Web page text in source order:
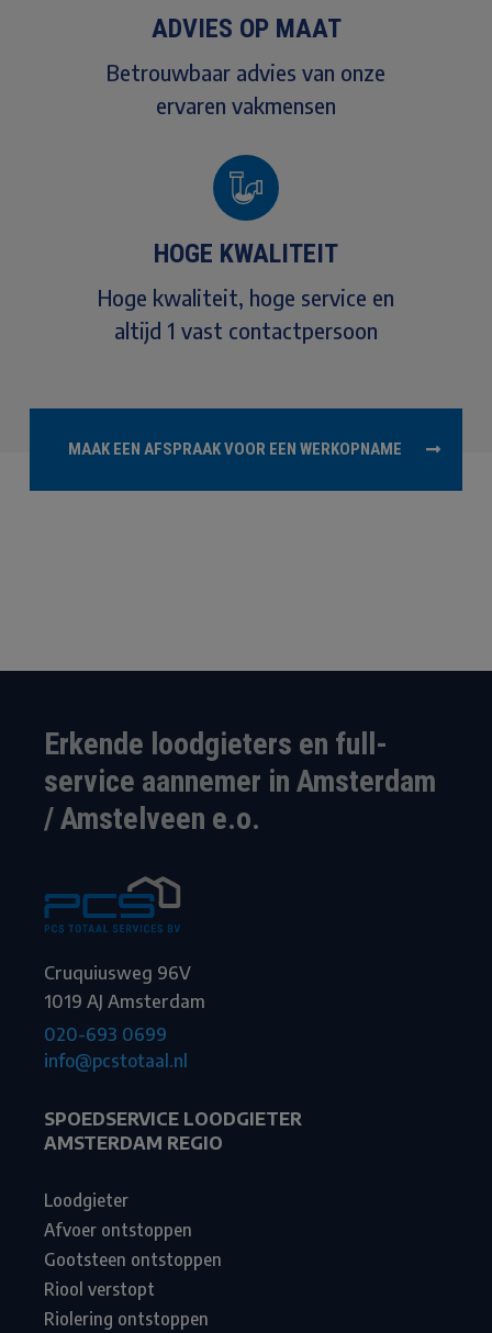
ADVIES OP MAAT
Betrouwbaar advies van onze
ervaren vakmensen
HOGE KWALITEIT
Hoge kwaliteit, hoge service en
altijd 1 vast contactpersoon
MAAK EEN AFSPRAAK VOOR EEN WERKOPNAME
Erkende loodgieters en full-
service aannemer in Amsterdam
/ Amstelveen e.o.
Cruquiusweg 96V
1019 AJ Amsterdam
020-693 0699
info@pcstotaal.nl
SPOEDSERVICE LOODGIETER
AMSTERDAM REGIO
Loodgieter
Afvoer ontstoppen
Gootsteen ontstoppen
Riool verstopt
Riolering ontstoppen